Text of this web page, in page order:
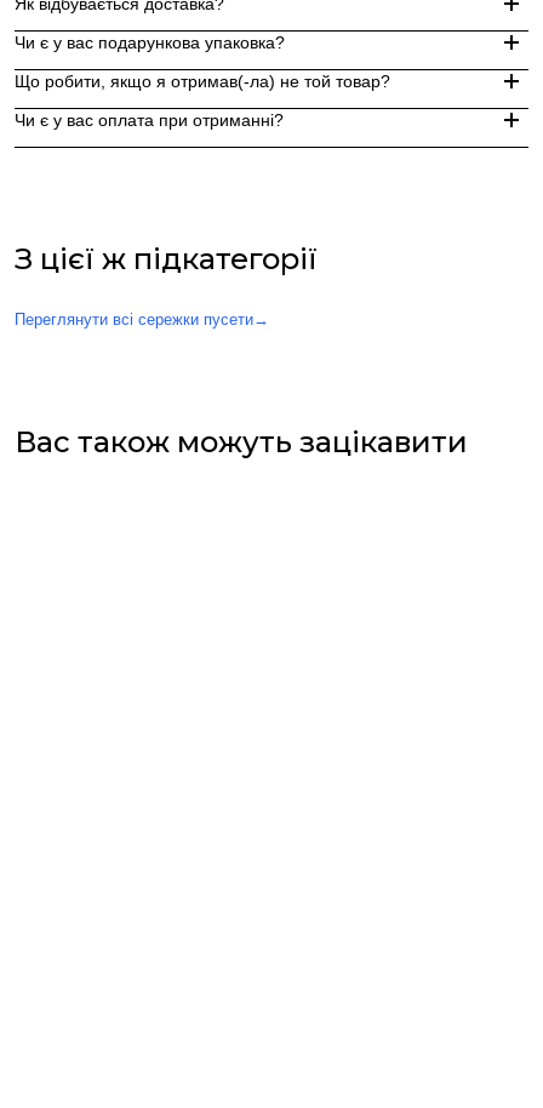
Замовлення, оформлені до 15:00, відправляються в той же
Індивідуальні замовлення (гравіювання, вироби з перлин
Доставка по Україні - Безкоштовно від 3000 грн.
За додаткову по Європі та світу , служба доставки "Укр
Чи є у вас подарункова упаковка?
Так, ми надаємо стильну фірмову упаковку до кожного
Що робити, якщо я отримав(-ла) не той товар?
Чи є у вас оплата при отриманні?
З цієї ж підкатегорії
Переглянути всі сережки пусети→
Вас також можуть зацікавити